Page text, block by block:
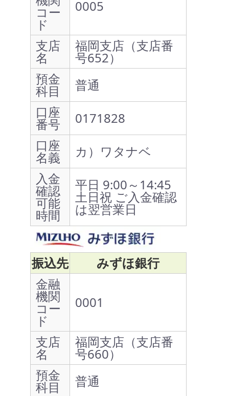
コー
ド
0005
支店
名
福岡支店（支店番
号652）
預金
科目
普通
口座
番号
0171828
口座
名義
カ）ワタナベ
入金
確認
可能
時間
平日 9:00～14:45
土日祝 ご入金確認
は翌営業日
振込先
みずほ銀行
金融
機関
コー
ド
0001
支店
名
福岡支店（支店番
号660）
預金
科目
普通